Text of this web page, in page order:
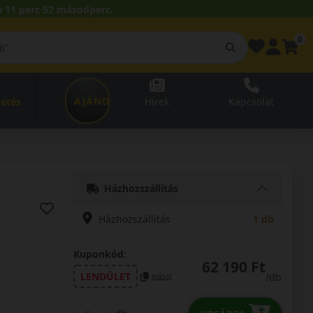
11 perc 50 másodperc.
AJÁNDÉKUTALVÁNY
Házhozszállítás
Házhozszállítás 1 db
Kuponkód:
LENDÜLET
másol 62 190 Ft
/db